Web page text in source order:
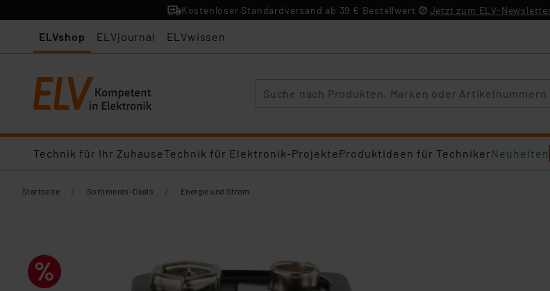
Kostenloser Standardversand ab 39 € Bestellwert Jetzt zum ELV-
ELVshop ELVjournal ELVwissen
Technik für Ihr ZuhauseTechnik für Elektronik-ProjekteProduktideen für TechnikerNeuheiten
Startseite / Sortiments-Deals / Energie und Strom​